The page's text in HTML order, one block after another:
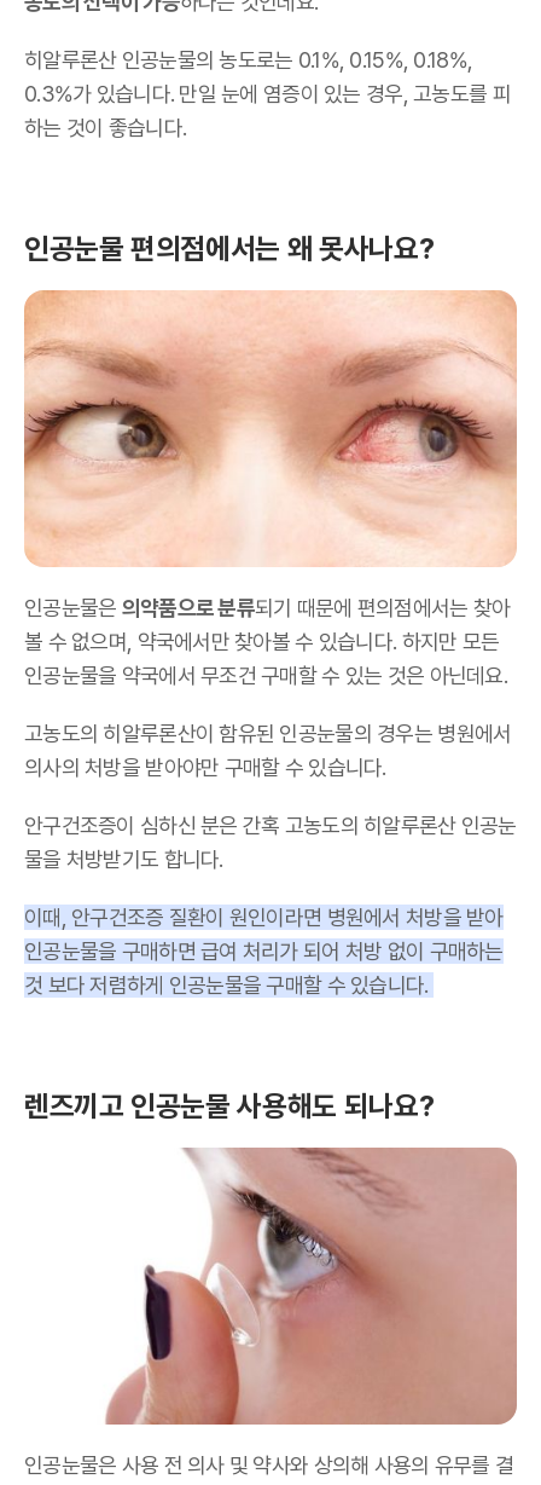
히알루론산 인공눈물의 농도로는 0.1%, 0.15%, 0.18%,
0.3%가 있습니다. 만일 눈에 염증이 있는 경우, 고농도를 피
하는 것이 좋습니다.
인공눈물 편의점에서는 왜 못사나요?
인공눈물은 의약품으로 분류되기 때문에 편의점에서는 찾아
볼 수 없으며, 약국에서만 찾아볼 수 있습니다. 하지만 모든
인공눈물을 약국에서 무조건 구매할 수 있는 것은 아닌데요.
고농도의 히알루론산이 함유된 인공눈물의 경우는 병원에서
의사의 처방을 받아야만 구매할 수 있습니다.
안구건조증이 심하신 분은 간혹 고농도의 히알루론산 인공눈
물을 처방받기도 합니다.
이때, 안구건조증 질환이 원인이라면 병원에서 처방을 받아
인공눈물을 구매하면 급여 처리가 되어 처방 없이 구매하는
것 보다 저렴하게 인공눈물을 구매할 수 있습니다.
렌즈끼고 인공눈물 사용해도 되나요?
인공눈물은 사용 전 의사 및 약사와 상의해 사용의 유무를 결